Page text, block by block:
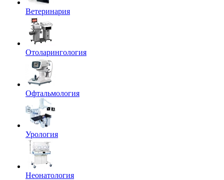
Ветеринария
Отоларингология
Офтальмология
Урология
Неонатология